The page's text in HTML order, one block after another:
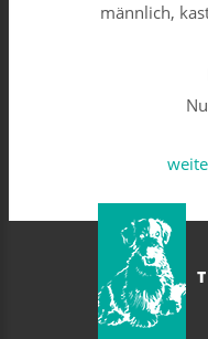
männlich,